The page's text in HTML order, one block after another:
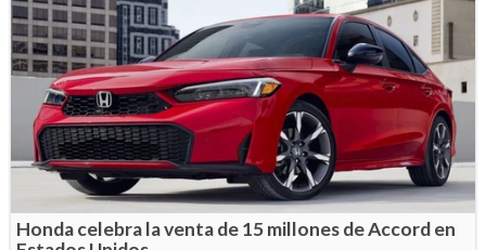
Honda celebra la venta de 15 millones de Accord en